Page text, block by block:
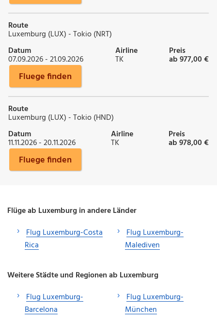
Route
Luxemburg (LUX) - Tokio (NRT)
Datum
07.09.2026 - 21.09.2026
Airline
TK
Preis
ab 977,00 €
Fluege finden
Route
Luxemburg (LUX) - Tokio (HND)
Datum
11.11.2026 - 20.11.2026
Airline
TK
Preis
ab 978,00 €
Fluege finden
Flüge ab Luxemburg in andere Länder
Flug Luxemburg-Costa
Rica
Flug Luxemburg-
Malediven
Weitere Städte und Regionen ab Luxemburg
Flug Luxemburg-
Barcelona
Flug Luxemburg-
München